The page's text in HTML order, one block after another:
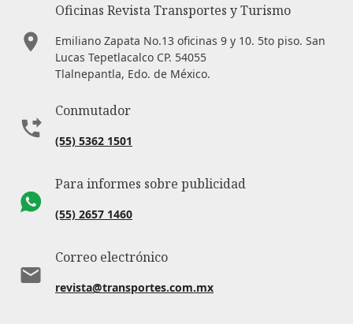
Oficinas Revista Transportes y Turismo
Emiliano Zapata No.13 oficinas 9 y 10. 5to piso. San
Lucas Tepetlacalco CP. 54055
Tlalnepantla, Edo. de México.
Conmutador
(55) 5362 1501
Para informes sobre publicidad
(55) 2657 1460
Correo electrónico
revista@transportes.com.mx